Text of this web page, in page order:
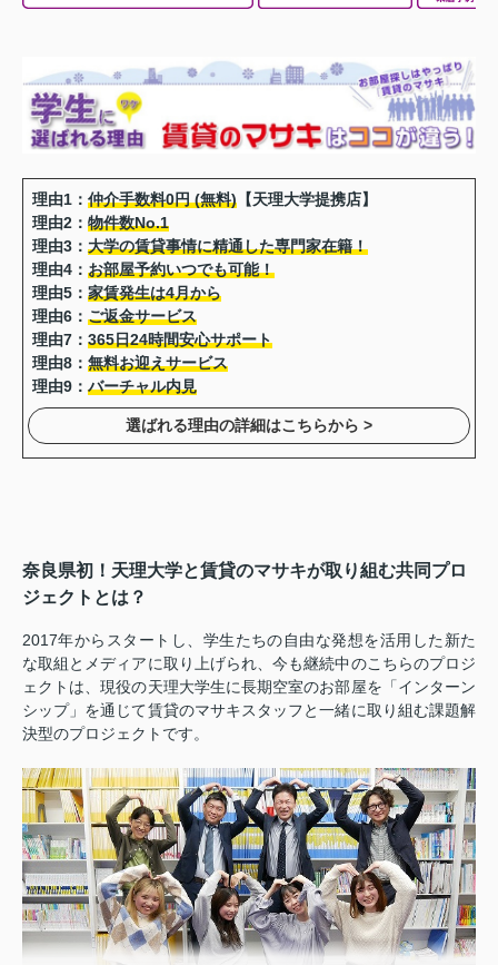
理由1：仲介手数料0円 (無料) 【天理大学提携店】
理由2：物件数No.1
理由3：大学の賃貸事情に精通した専門家在籍！
理由4：お部屋予約いつでも可能！
理由5：家賃発生は4月から
理由6：ご返金サービス
理由7：365日24時間安心サポート
理由8：無料お迎えサービス
理由9：バーチャル内見
選ばれる理由の詳細はこちらから >
奈良県初！天理大学と賃貸のマサキが取り組む共同プロ
ジェクトとは？
2017年からスタートし、学生たちの自由な発想を活用した新た
な取組とメディアに取り上げられ、今も継続中のこちらのプロジ
ェクトは、現役の天理大学生に長期空室のお部屋を「インターン
シップ」を通じて賃貸のマサキスタッフと一緒に取り組む課題解
決型のプロジェクトです。